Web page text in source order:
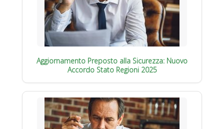
Aggiornamento Preposto alla Sicurezza: Nuovo
Accordo Stato Regioni 2025